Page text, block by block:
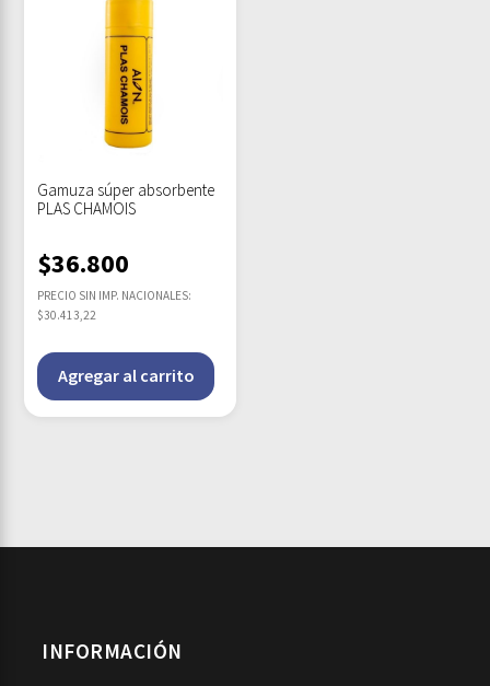
Gamuza súper absorbente
PLAS CHAMOIS
$36.800
PRECIO SIN IMP. NACIONALES:
$30.413,22
Agregar al carrito
INFORMACIÓN